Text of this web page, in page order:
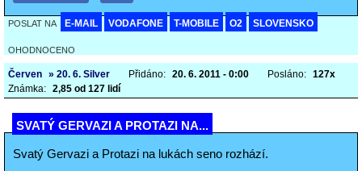
POSLAT NA E-MAIL VODAFONE T-MOBILE O2 SLOVENSKO
OHODNOCENO
Červen » 20. 6. Silver Přidáno: 20. 6. 2011 - 0:00 Posláno: 127x
Známka: 2,85 od 127 lidí
SVATÝ GERVAZI A PROTAZI NA...
Svatý Gervazi a Protazi na lukách seno rozhází.